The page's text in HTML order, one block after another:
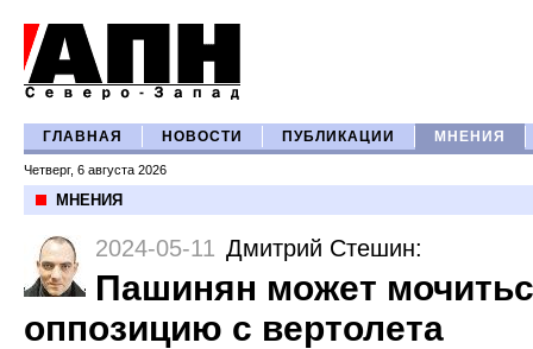
ГЛАВНАЯ НОВОСТИ ПУБЛИКАЦИИ МНЕНИЯ
Четверг, 6 августа 2026
МНЕНИЯ
2024-05-11 Дмитрий Стешин:
Пашинян может
оппозицию с вертолета